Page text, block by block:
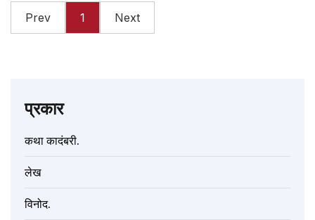
प्रकार
कथा कादंबरी.
लेख
विनोद.
Prev
1 Next